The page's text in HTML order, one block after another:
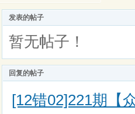
发表的帖子
暂无帖子！
回复的帖子
[12错02]221期【